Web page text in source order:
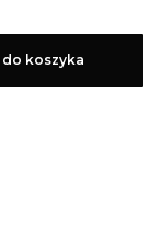
koszyka